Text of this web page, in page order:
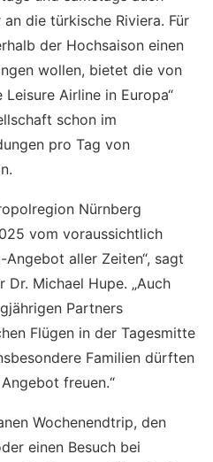
die türkische Riviera. Für
der Hochsaison einen
wollen, bietet die von
Airline in Europa“
schon im
pro Tag von
Nürnberg
vom voraussichtlich
aller Zeiten“, sagt
Dr. Michael Hupe. „Auch
Partners
Flügen in der Tagesmitte
Familien dürften
freuen.“
Wochenendtrip, den
einen Besuch bei